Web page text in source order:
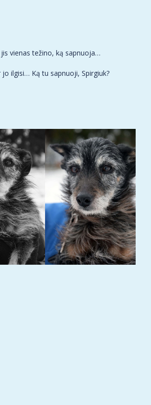
vienas težino, ką sapnuoja…
ilgisi… Ką tu sapnuoji, Spirgiuk?